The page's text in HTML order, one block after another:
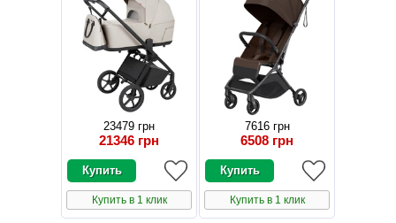
23479 грн
21346 грн
Купить в 1 клик
7616 грн
6508 грн
Купить в 1 клик